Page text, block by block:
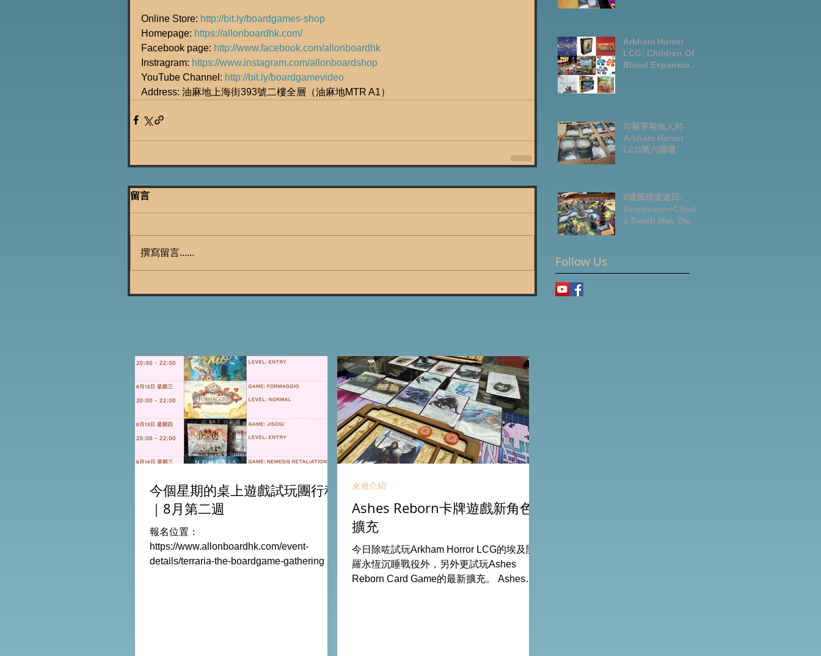
Online Store: http://bit.ly/boardgames-shop
Homepage: https://allonboardhk.com/
Facebook page: http://www.facebook.com/allonboardhk
Instragram: https://www.instagram.com/allonboardshop
YouTube Channel: http://bit.ly/boardgamevideo
Address: 油麻地上海街393號二樓全層（油麻地MTR A1）
留言
撰寫留言......
deck
Arkham Horror
LCG: Children Of
Blood Expansion
印斯茅斯魚人村-
Arkham Horror
LCG第六循環
8號風球桌遊日-
Grimcoven+Cthulh
u Death May Die
Follow Us
今個星期的桌上遊戲試玩團行程
｜8月第二週
報名位置：
https://www.allonboardhk.com/event-
details/terraria-the-boardgame-gathering 試
Ashes Reborn卡牌遊戲新角色
擴充
今日除咗試玩Arkham Horror LCG的埃及開
羅永恆沉睡戰役外，另外更試玩Ashes
Reborn Card Game的最新擴充。 Ashes推
桌遊介紹